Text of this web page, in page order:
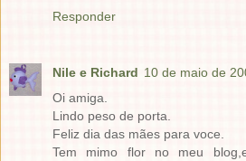
Responder
Nile e Richard 10 de maio de
Oi amiga.
Lindo peso de porta.
Feliz dia das mães para voce.
Tem mimo flor no meu